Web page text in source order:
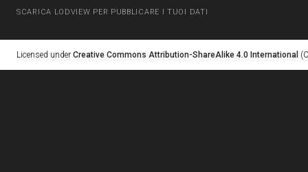
SCARICA LODVIEW PER PUBBLICARE I TUOI DATI
Licensed under Creative Commons Attribution-ShareAlike 4.0 International